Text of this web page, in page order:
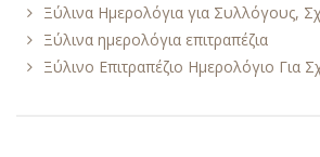
Ξύλινα Ημερολόγια για Συλλόγους,
Ξύλινα ημερολόγια επιτραπέζια
Ξύλινο Επιτραπέζιο Ημερολόγιο Για